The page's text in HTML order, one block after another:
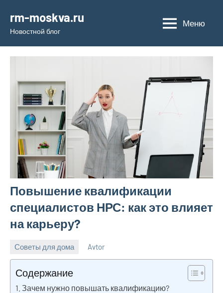
содержимому
rm-moskva.ru
Новостной блог
Меню
Повышение квалификации
специалистов НРС: как это влияет
на карьеру?
Советы для дома
2025
Avtor
Содержание
Зачем нужно повышать квалификацию?